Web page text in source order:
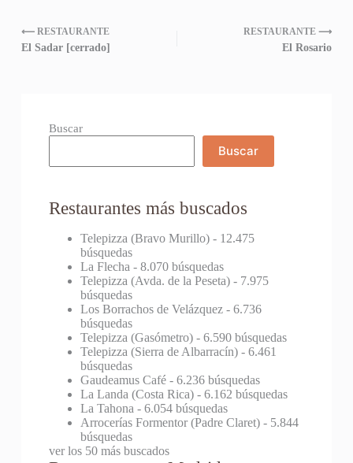
⟵ RESTAURANTE
El Sadar [cerrado]
RESTAURANTE ⟶
El Rosario
Buscar
Buscar
Restaurantes más buscados
Telepizza (Bravo Murillo)- 12.475
búsquedas
La Flecha - 8.070 búsquedas
Telepizza (Avda. de la Peseta)- 7.975
búsquedas
Los Borrachos de Velázquez- 6.736
búsquedas
Telepizza (Gasómetro)- 6.590 búsquedas
Telepizza (Sierra de Albarracín)- 6.461
búsquedas
Gaudeamus Café- 6.236 búsquedas
La Landa (Costa Rica)- 6.162 búsquedas
La Tahona - 6.054 búsquedas
Arrocerías Formentor (Padre Claret)- 5.844
búsquedas
ver los 50 más buscados